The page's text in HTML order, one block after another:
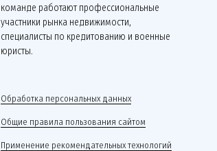
команде работают профессиональные
участники рынка недвижимости,
специалисты по кредитованию и военные
юристы.
Обработка персональных данных
Общие правила пользования сайтом
Применение рекомендательных технологий